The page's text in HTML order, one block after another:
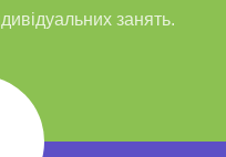
занять.